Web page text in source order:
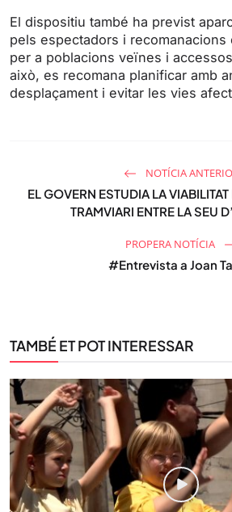
El dispositiu també ha previst
pels espectadors i recomanacions
per a poblacions veïnes i
això, es recomana planificar amb
desplaçament i evitar les vies
NOTÍCIA
EL GOVERN ESTUDIA LA
TRAMVIARI ENTRE LA SEU
PROPERA NOTÍCIA
#Entrevista a Joan
TAMBÉ ET POT INTERESSAR